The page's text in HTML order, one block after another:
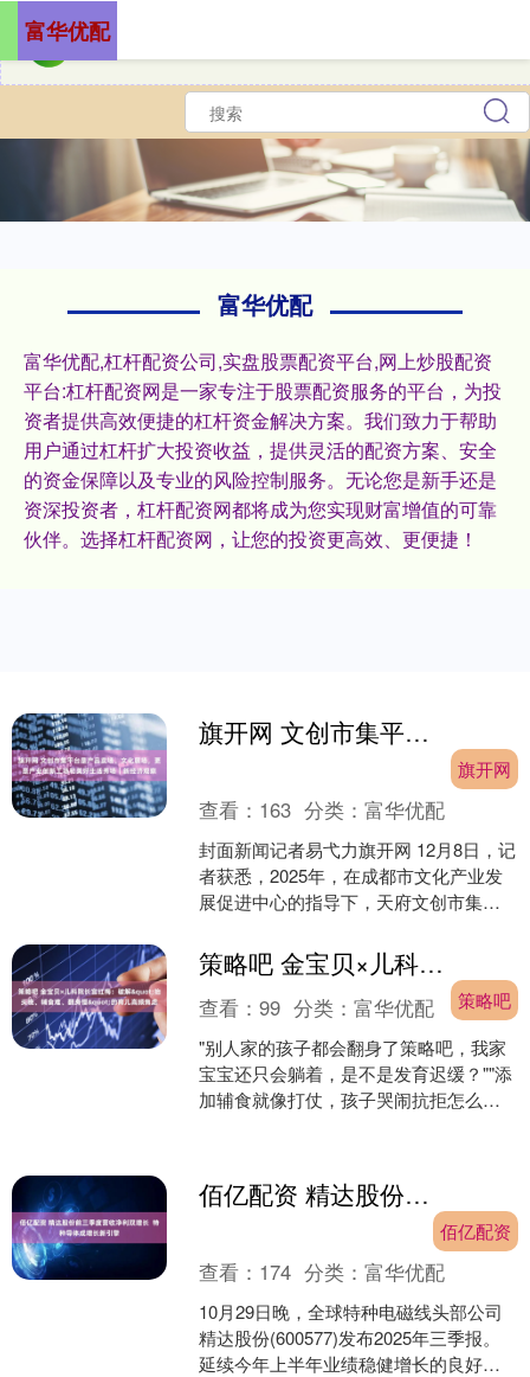
富华优配
富华优配,杠杆配资公司,实盘股票配资平台,网上炒股配资
平台:杠杆配资网是一家专注于股票配资服务的平台，为投
资者提供高效便捷的杠杆资金解决方案。我们致力于帮助
用户通过杠杆扩大投资收益，提供灵活的配资方案、安全
的资金保障以及专业的风险控制服务。无论您是新手还是
资深投资者，杠杆配资网都将成为您实现财富增值的可靠
伙伴。选择杠杆配资网，让您的投资更高效、更便捷！
富华优配
旗开网 文创市集平台是产品卖场、文化展场，更是产业创新工场和美好生活秀场｜新经济观察
旗开网
查看： 163 分类：富华优配
封面新闻记者易弋力旗开网 12月8日，记
者获悉，2025年，在成都市文化产业发
展促进中心的指导下，天府文创市集全
万元，聚....
策略吧 金宝贝×儿科院长宫红梅：破解&quot;抬头晚、辅食难、翻身慢&quot;的育儿高频焦虑
策略吧
查看：99 分类：富华优配
"别人家的孩子都会翻身了策略吧，我家
宝宝还只会躺着，是不是发育迟缓？""添
加辅食就像打仗，孩子哭闹抗拒怎么
佰亿配资 精达股份前三季度营收净利双增长 特种导体成增长新引擎
佰亿配资
查看： 174 分类：富华优配
10月29日晚，全球特种电磁线头部公司
精达股份(600577)发布2025年三季报。
延续今年上半年业绩稳健增长的良好势